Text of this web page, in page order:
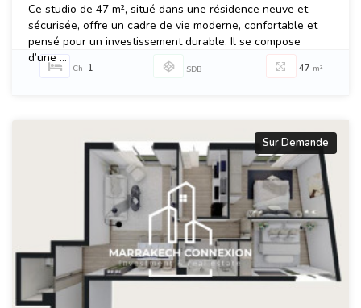
Ce studio de 47 m², situé dans une résidence neuve et
sécurisée, offre un cadre de vie moderne, confortable et
pensé pour un investissement durable. Il se compose
d’une ...
Ch 1 SDB 47 m²
Sur Demande